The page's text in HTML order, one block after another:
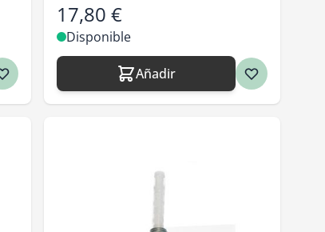
17,80 €
Disponible
Añadir